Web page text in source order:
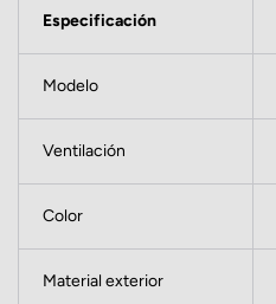
Especificación
Modelo
Ventilación
Color
Material exterior